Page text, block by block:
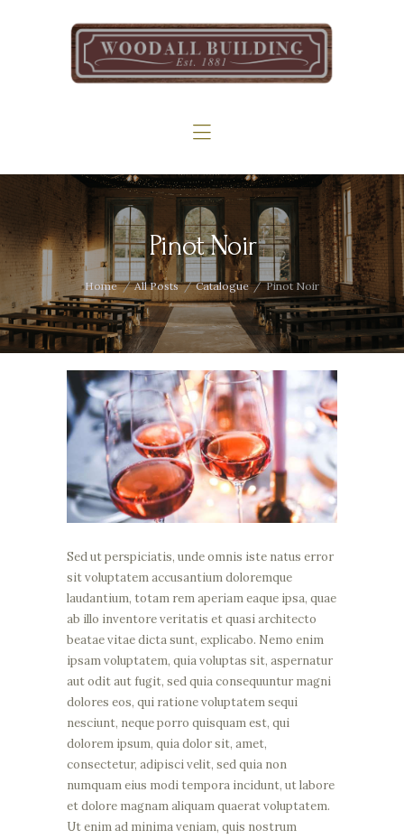
Pinot Noir
Home All Posts Catalogue Pinot Noir
The Woodall
Gallery
Sed ut perspiciatis, unde omnis iste natus error
sit voluptatem accusantium doloremque
laudantium, totam rem aperiam eaque ipsa, quae
ab illo inventore veritatis et quasi architecto
beatae vitae dicta sunt, explicabo. Nemo enim
ipsam voluptatem, quia voluptas sit, aspernatur
aut odit aut fugit, sed quia consequuntur magni
dolores eos, qui ratione voluptatem sequi
nesciunt, neque porro quisquam est, qui
dolorem ipsum, quia dolor sit, amet,
consectetur, adipisci velit, sed quia non
numquam eius modi tempora incidunt, ut labore
et dolore magnam aliquam quaerat voluptatem.
Ut enim ad minima veniam, quis nostrum